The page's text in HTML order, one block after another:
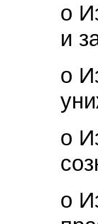
o
и
o
o
o